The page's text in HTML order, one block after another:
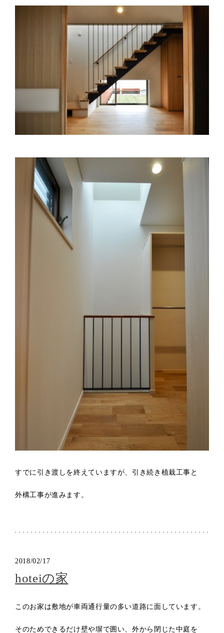
すでに引き渡しを終えていますが、引き続き植栽工事と
外構工事が進みます。
2018/02/17
hoteiの家
このお家は敷地が車両通行量の多い道路に面しています。
そのためできるだけ壁や塀で囲い、外から閉じた中庭を